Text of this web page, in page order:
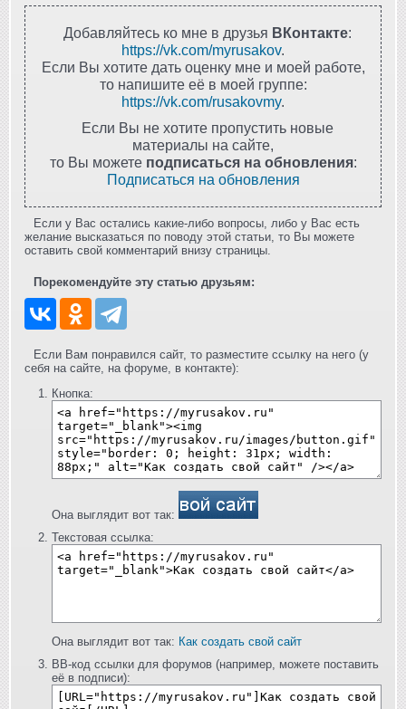
Добавляйтесь ко мне в друзья ВКонтакте:
https://vk.com/myrusakov.
Если Вы хотите дать оценку мне и моей работе,
то напишите её в моей группе:
https://vk.com/rusakovmy.
Если Вы не хотите пропустить новые
материалы на сайте,
то Вы можете подписаться на обновления:
Подписаться на обновления
Если у Вас остались какие-либо вопросы, либо у Вас есть
желание высказаться по поводу этой статьи, то Вы можете
оставить свой комментарий внизу страницы.
Порекомендуйте эту статью друзьям:
Если Вам понравился сайт, то разместите ссылку на него (у
себя на сайте, на форуме, в контакте):
Кнопка:
Она выглядит вот так:
Текстовая ссылка:
Она выглядит вот так: Как создать свой сайт
BB-код ссылки для форумов (например, можете поставить
её в подписи):